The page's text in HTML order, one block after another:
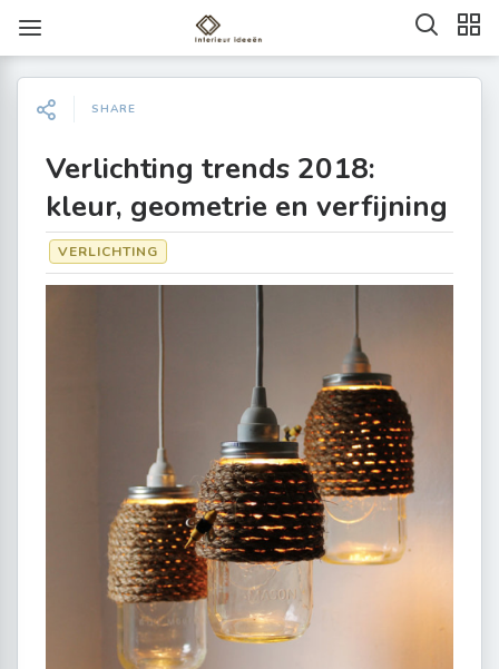
SHARE
Verlichting trends 2018:
kleur, geometrie en verfijning
VERLICHTING